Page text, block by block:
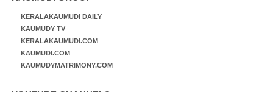
KERALAKAUMUDI DAILY
KAUMUDY TV
KERALAKAUMUDI.COM
KAUMUDI.COM
KAUMUDYMATRIMONY.COM